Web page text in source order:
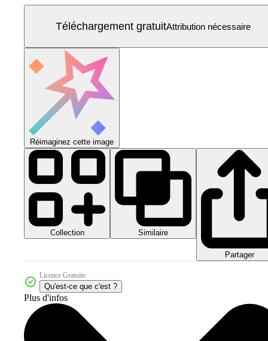
Téléchargement gratuitAttribution nécessaire
Réimaginez cette image
Collection Similaire
Partager
Licence Gratuite
Qu'est-ce que c'est ?
Plus d'infos